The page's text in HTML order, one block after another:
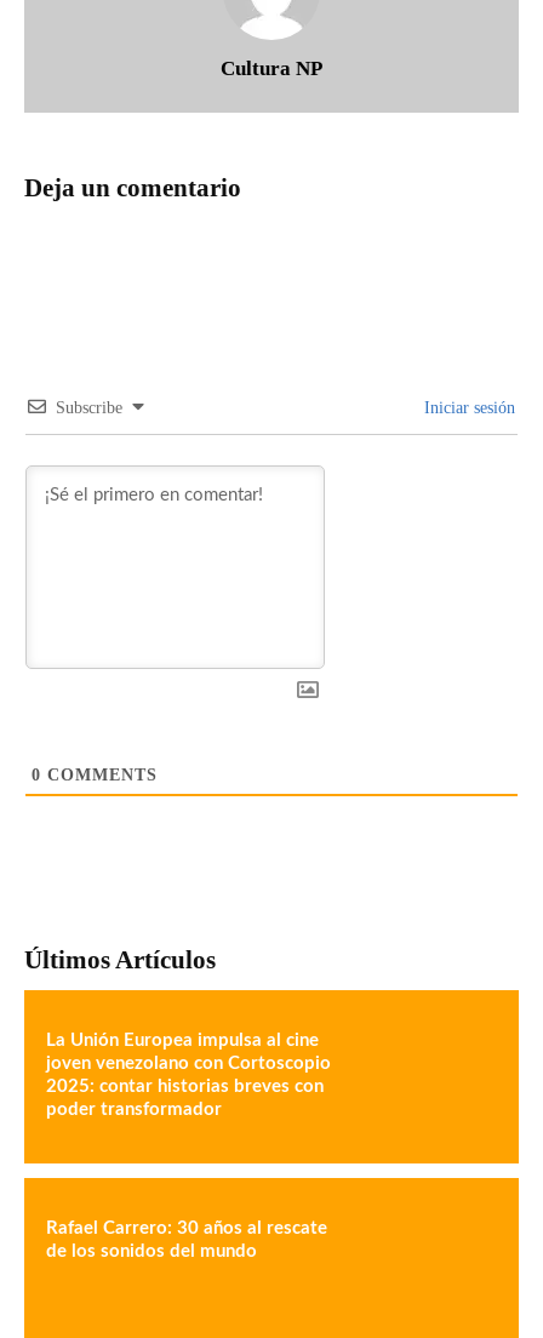
Cultura NP
Deja un comentario
Subscribe Iniciar sesión
0 COMMENTS
Últimos Artículos
La Unión Europea impulsa al cine
joven venezolano con Cortoscopio
2025: contar historias breves con
poder transformador
Rafael Carrero: 30 años al rescate
de los sonidos del mundo